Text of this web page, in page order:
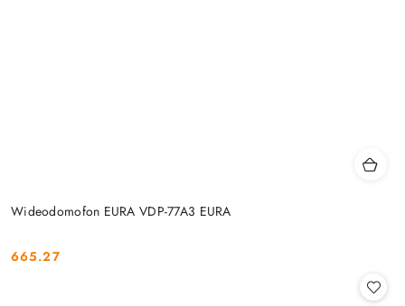
Wideodomofon EURA VDP-77A3 EURA
Cena:
665.27